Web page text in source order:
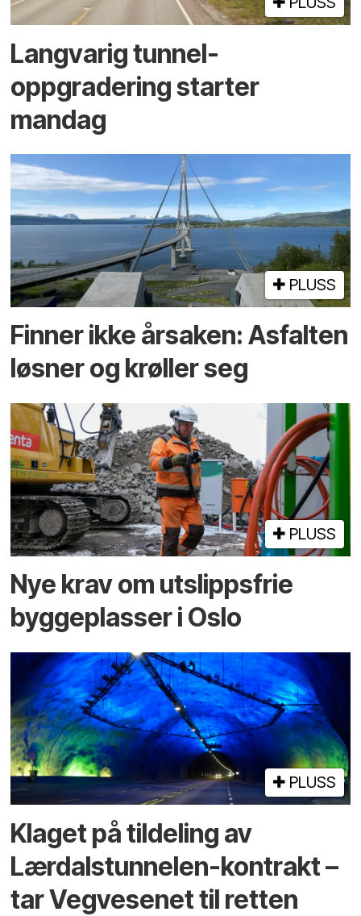
Langvarig tunnel­
oppgradering starter
mandag
PLUSS
Finner ikke årsaken: Asfalten
løsner og krøller seg
PLUSS
Nye krav om utslippsfrie
byggeplasser i Oslo
PLUSS
Klaget på tildeling av
Lærdalstunnelen-kontrakt –
tar Vegvesenet til retten